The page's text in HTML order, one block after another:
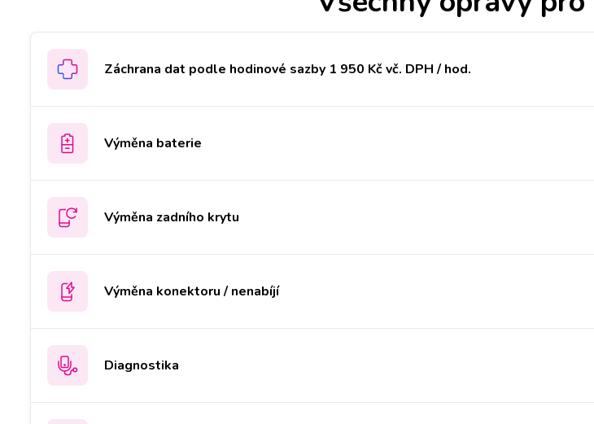
Záchrana dat podle hodinové sazby 1 950 Kč vč. DPH / hod.
Výměna baterie
Výměna zadního krytu
Výměna konektoru / nenabíjí
Diagnostika